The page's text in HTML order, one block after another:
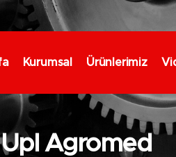
Kurumsal Ürünlerimiz
Upl Agromed